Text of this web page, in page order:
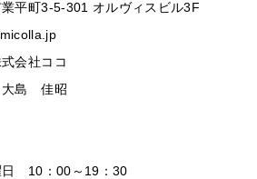
平町3-5-301 オルヴィスビル3F
会社ココ
大島 佳昭
日 10：00～19：30